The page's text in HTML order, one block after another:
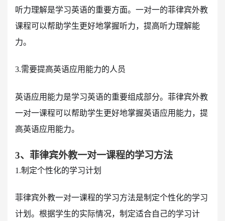
听力理解是学习英语的重要方面。一对一的菲律宾外教
课程可以帮助学生更好地掌握听力，提高听力理解能
力。
3.需要提高英语应用能力的人员
英语应用能力是学习英语的重要组成部分。菲律宾外教
一对一课程可以帮助学生更好地掌握英语应用能力，提
高英语应用能力。
3、菲律宾外教一对一课程的学习方法
1.制定个性化的学习计划
菲律宾外教一对一课程的学习方法是制定个性化的学习
计划。根据学生的实际情况，制定适合自己的学习计